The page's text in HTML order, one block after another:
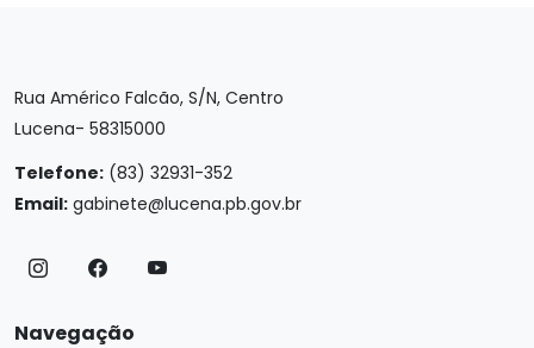
Rua Américo Falcão, S/N, Centro
Lucena- 58315000
Telefone: (83) 32931-352
Email: gabinete@lucena.pb.gov.br
Navegação